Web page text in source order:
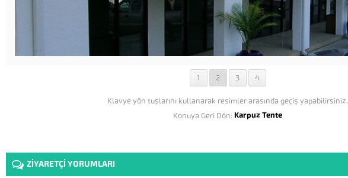
1 2 3 4
Klavye yön tuşlarını kullanarak resimler arasında geçiş yapabilirsiniz.
Konuya Geri Dön: Karpuz Tente
ZİYARETÇİ YORUMLARI